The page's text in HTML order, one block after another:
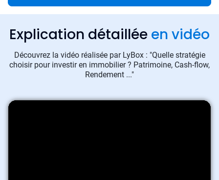
Explication détaillée en vidéo
Découvrez la vidéo réalisée par LyBox : "Quelle stratégie
choisir pour investir en immobilier ? Patrimoine, Cash-flow,
Rendement ..."